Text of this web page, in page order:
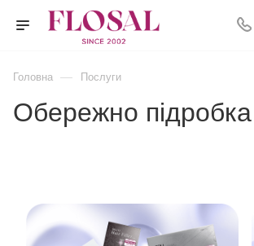
Головна — Послуги
Обережно